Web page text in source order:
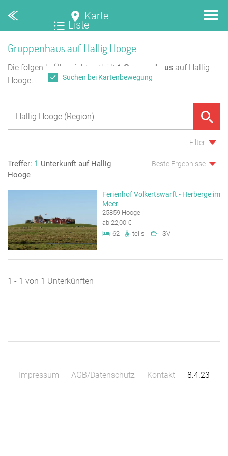
Karte
Liste
Gruppenhaus auf Hallig Hooge
Die folgende Übersicht enthält 1 Gruppenhaus auf Hallig
Hooge.
Filter
Treffer: 1 Unterkunft auf Hallig
Hooge
Beste Ergebnisse
Ferienhof Volkertswarft - Herberge im
Meer
25859 Hooge
ab 22,00 €
62
teils SV
1 - 1 von 1 Unterkünften
Suchen bei Kartenbewegung
Impressum AGB/Datenschutz Kontakt 8.4.23